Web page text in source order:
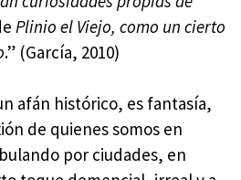
Plinio el Viejo, como un cierto
.” (García, 2010)
afán histórico, es fantasía,
de quienes somos en
por ciudades, en